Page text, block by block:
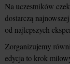
Na uczestników
dostarczą
od najlepszych
Zorganizujemy
edycja to krok